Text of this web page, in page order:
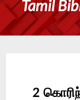
Tamil
2